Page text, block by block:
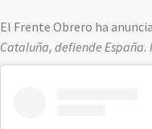
El Frente Obrero ha
Cataluña, defiende España.